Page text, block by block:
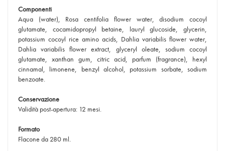
Componenti
Aqua (water), Rosa centifolia flower water, disodium cocoyl
glutamate, cocamidopropyl betaine, lauryl glucoside, glycerin,
potassium cocoyl rice amino acids, Dahlia variabilis flower water,
Dahlia variabilis flower extract, glyceryl oleate, sodium cocoyl
glutamate, xanthan gum, citric acid, parfum (fragrance), hexyl
cinnamal, limonene, benzyl alcohol, potassium sorbate, sodium
benzoate.
Conservazione
Validità post-apertura: 12 mesi.
Formato
Flacone da 280 ml.